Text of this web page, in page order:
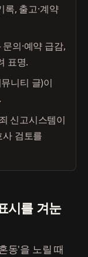
록, 출고·계약
의·예약 급감,
표명.
니티 글)이
신고시스템이
검토를
시를 겨눈
동'을 노릴 때